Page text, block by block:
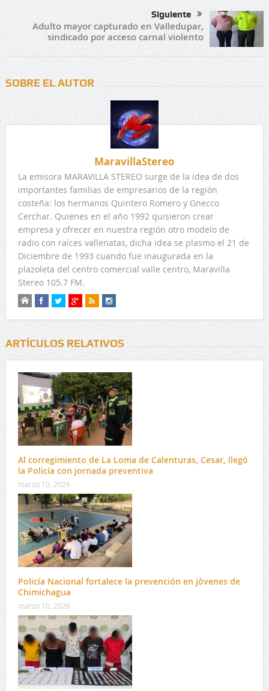
Siguiente
Adulto mayor capturado en Valledupar,
sindicado por acceso carnal violento
SOBRE EL AUTOR
MaravillaStereo
La emisora MARAVILLA STEREO surge de la idea de dos
importantes familias de empresarios de la región
costeña: los hermanos Quintero Romero y Gnecco
Cerchar. Quienes en el año 1992 quisieron crear
empresa y ofrecer en nuestra región otro modelo de
radio con raíces vallenatas, dicha idea se plasmo el 21 de
Diciembre de 1993 cuando fue inaugurada en la
plazoleta del centro comercial valle centro, Maravilla
Stereo 105.7 FM.
ARTÍCULOS RELATIVOS
Al corregimiento de La Loma de Calenturas, Cesar, llegó
la Policía con jornada preventiva
marzo 10, 2026
Policía Nacional fortalece la prevención en jóvenes de
Chimichagua
marzo 10, 2026